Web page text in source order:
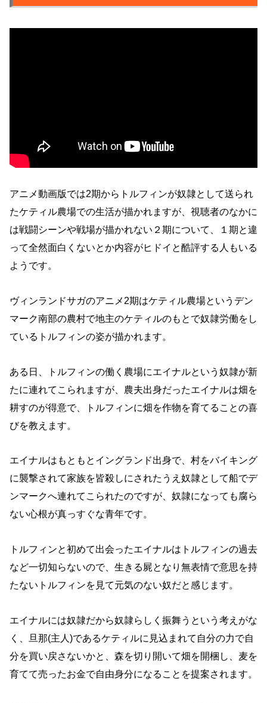
アニメ動画版では2期からトルフィンが奴隷として送られ
たケティル農場での生活が描かれますが、視聴者のなかに
は戦闘シーンや戦場が描かれない２期について、１期と違
って全然面白くないとか内容がヒドイと酷評する人もいる
ようです。
ヴィンランドサガのアニメ2期はケティル農場というデン
マーク南部の農村で地主のケティルのもとで奴隷労働をし
ているトルフィンの姿が描かれます。
ある日、トルフィンの働く農場にエイナルという奴隷が新
たに連れてこられますが、農夫出身だったエイナルは畑を
耕すのが得意で、トルフィンに畑を作物を育てることの喜
びを教えます。
エイナルはもともとイングランド出身で、村をバイキング
に襲撃されて家族を皆殺しにされたうえ奴隷として船でデ
ンマークへ連れてこられたのですが、奴隷になっても腐ら
ない心根が真っすぐな青年です。
トルフィンと初めて出会ったエイナルはトルフィンの過去
など一切知らないので、生きる屍となり無表情で意思を持
たないトルフィンを見て元気のない奴だと感じます。
エイナルには奴隷だから奴隷らしく振舞うという考えがな
く、旦那(主人)であるケティルに見込まれて自分の力で自
分を買い戻さないかと、森を切り開いて畑を開梱し、麦を
育てて売ったお金で自由身分になることを提案されます。